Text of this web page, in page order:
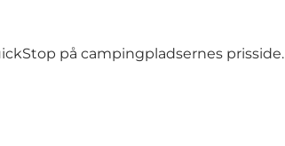
på campingpladsernes prisside.